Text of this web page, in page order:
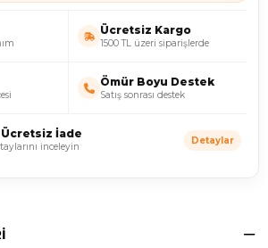
Ücretsiz Kargo
1500 TL üzeri siparişlerde
Ömür Boyu Destek
Satış sonrası destek
Ücretsiz İade
inceleyin
Detaylar